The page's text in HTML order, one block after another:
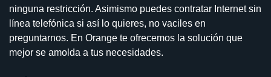
ninguna restricción. Asimismo puedes contratar Internet sin
línea telefónica si así lo quieres, no vaciles en
preguntarnos. En Orange te ofrecemos la solución que
mejor se amolda a tus necesidades.